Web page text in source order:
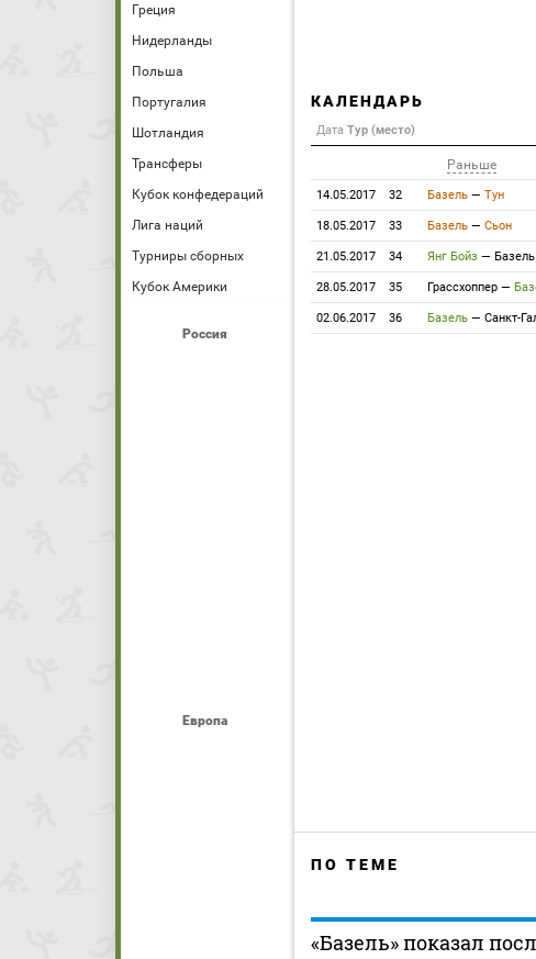
Греция
Нидерланды
Польша
Португалия
Шотландия
Трансферы
Кубок конфедераций
Лига наций
Турниры сборных
Кубок Америки
Россия
Европа
КАЛЕНДАРЬ
Дата Тур (место)
Раньше
14.05.2017 32 Базель — Тун
18.05.2017 33 Базель — Сьон
21.05.2017 34 Янг Бойз — Базель
28.05.2017 35 Грассхоппер —
02.06.2017 36 Базель — Санкт-
ПО ТЕМЕ
«Базель» показал